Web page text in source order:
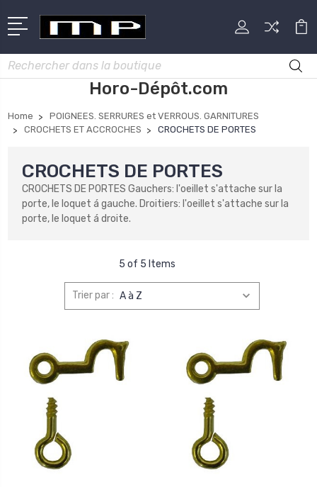
Rechercher
Horo-Dépôt.com
Home
POIGNEES. SERRURES et VERROUS. GARNITURES
CROCHETS ET ACCROCHES
CROCHETS DE PORTES
CROCHETS DE PORTES
CROCHETS DE PORTES Gauchers: l'oeillet s'attache sur la
porte, le loquet á gauche. Droitiers: l'oeillet s'attache sur la
porte, le loquet á droite.
5 of 5 Items
Trier par :